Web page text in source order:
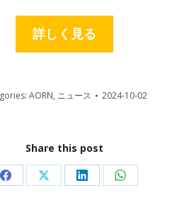
詳しく見る
AORN, ニュース 2024-10-02
Share this post
Share Share Share Share